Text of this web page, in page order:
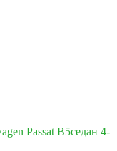
Passat B5седан 4-